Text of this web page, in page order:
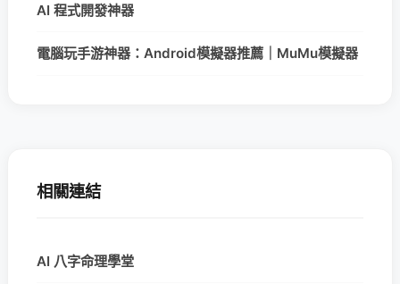
AI 程式開發神器
電腦玩手游神器：Android模擬器推薦｜MuMu模擬器
相關連結
AI 八字命理學堂